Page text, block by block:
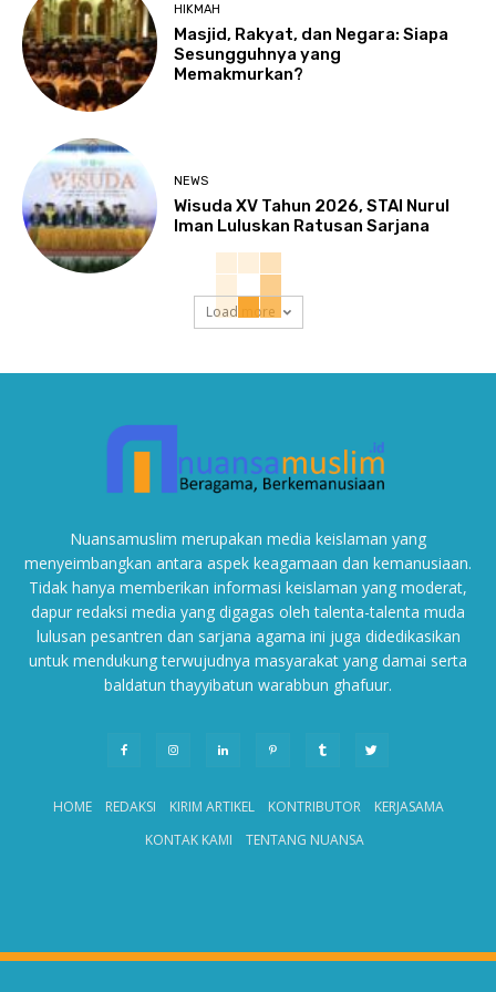
HIKMAH
Masjid, Rakyat, dan Negara: Siapa
Sesungguhnya yang
Memakmurkan?
NEWS
Wisuda XV Tahun 2026, STAI Nurul
Iman Luluskan Ratusan Sarjana
Load more
Nuansamuslim merupakan media keislaman yang
menyeimbangkan antara aspek keagamaan dan kemanusiaan.
Tidak hanya memberikan informasi keislaman yang moderat,
dapur redaksi media yang digagas oleh talenta-talenta muda
lulusan pesantren dan sarjana agama ini juga didedikasikan
untuk mendukung terwujudnya masyarakat yang damai serta
baldatun thayyibatun warabbun ghafuur.
HOME REDAKSI KIRIM ARTIKEL KONTRIBUTOR
KERJASAMA
KONTAK KAMI
TENTANG NUANSA